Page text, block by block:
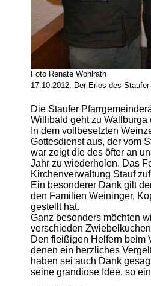
Foto Renate Wohlrath
17.10.2012. Der Erlös des
Die Staufer
Willibald geht zu Wallburga
In dem vollbesetzten
Gottesdienst aus, der vom
war zeigt die des öfter an
Jahr zu wiederholen. Das
Kirchenverwaltung Stauf
Ein besonderer Dank gilt
den Familien Weininger,
gestellt hat.
Ganz besonders möchten
verschieden
Den fleißigen Helfern beim
denen ein herzliches
haben sei auch Dank
seine grandiose Idee, so